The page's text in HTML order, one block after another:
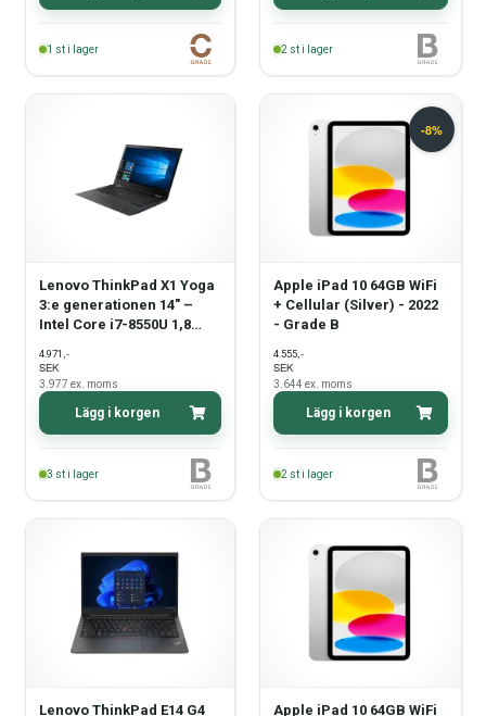
1 st i lager 2 st i lager
Lenovo ThinkPad X1 Yoga
3:e generationen 14" –
Intel Core i7-8550U 1,8
RAM, Windows 11 Pro –
Pekskärm – Grade B
4.971,-
SEK
3.977 ex. moms
Lägg i korgen
3 st i lager
Apple iPad 10 64GB WiFi
+ Cellular (Silver) - 2022
- Grade B
4.555,-
SEK
3.644 ex. moms
Lägg i korgen
2 st i lager
Lenovo ThinkPad E14 G4 Apple iPad 10 64GB WiFi